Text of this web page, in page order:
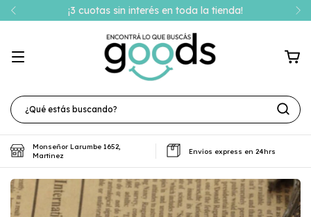
¡3 cuotas sin interés en toda la tienda!
Monseñor Larumbe 1652,
Martinez
Envíos express en 24hrs